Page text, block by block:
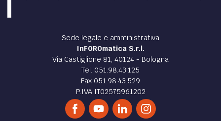
Sede legale e amministrativa
InFOROmatica S.r.l.
Via Castiglione 81, 40124 - Bologna
Tel. 051.98.43.125
Fax 051.98.43.529
P.IVA IT02575961202